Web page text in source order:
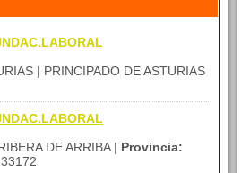
| PRINCIPADO DE ASTURIAS
DE ARRIBA | Provincia:
33172